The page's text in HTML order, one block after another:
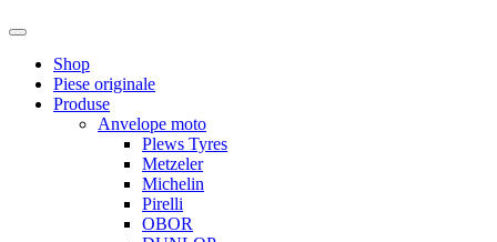
Shop
Piese originale
Produse
Anvelope moto
Plews Tyres
Metzeler
Michelin
Pirelli
OBOR